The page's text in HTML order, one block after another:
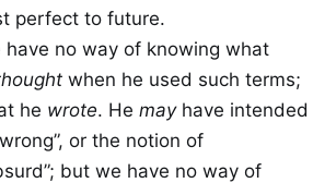
perfect to future.
have no way of knowing what
when he used such terms;
he wrote. He mayhave intended
or the notion of
but we have no way of